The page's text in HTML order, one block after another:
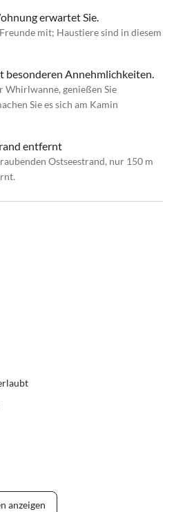
erwartet Sie.
mit; Haustiere sind in diesem
besonderen Annehmlichkeiten.
Whirlwanne, genießen Sie
Sie es sich am Kamin
entfernt
Ostseestrand, nur 150 m
anzeigen